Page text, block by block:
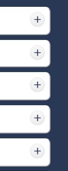
价格是多少
料·软装——